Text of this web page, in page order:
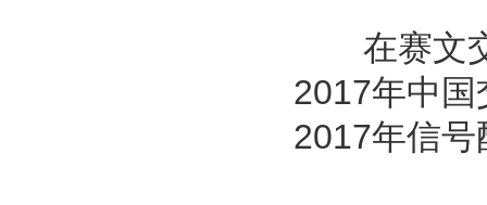
在赛文交
2017年中
2017年信